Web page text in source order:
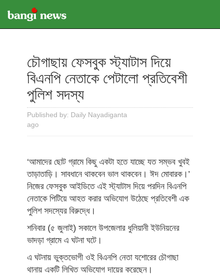
চৌগাছায় ফেসবুক স্ট্যাটাস দিয়ে
বিএনপি নেতাকে পেটালো প্রতিবেশী
পুলিশ সদস্য
Published by: Daily Nayadiganta
ago
‘আমাদের ছোট গ্রামে কিছু একটা হতে যাচ্ছে যত সম্ভব খুবই
তাড়াতাড়ি। সাবধানে থাকবেন ভাল থাকবেন। ঈদ মোবারক।’
নিজের ফেসবুক আইডিতে এই স্ট্যাটাস দিয়ে পরদিন বিএনপি
নেতাকে পিটিয়ে আহত করার অভিযোগ উঠেছে প্রতিবেশী এক
পুলিশ সদস্যের বিরুদ্ধে।
শনিবার (৫ জুলাই) সকালে উপজেলার ধুলিয়ানী ইউনিয়নের
ভাদড়া গ্রামে এ ঘটনা ঘটে।
এ ঘটনায় ভুক্তভোগী ওই বিএনপি নেতা যশোরের চৌগাছা
থানায় একটি লিখিত অভিযোগ দায়ের করেছেন।